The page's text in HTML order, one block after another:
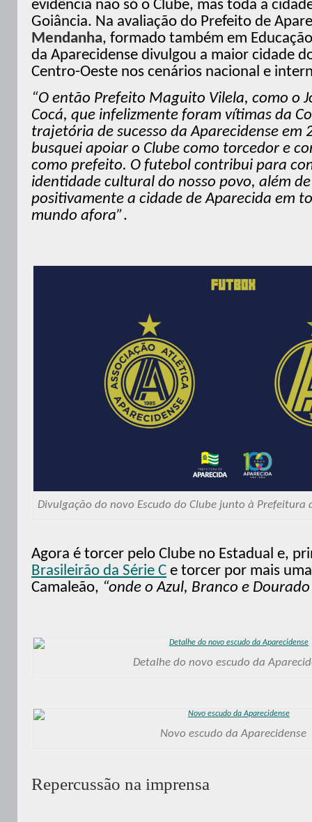
evidência não só o Clube, mas toda a
Goiância. Na avaliação do Prefeito de
Mendanha, formado também em
da Aparecidense divulgou a maior cidade
Centro-Oeste nos cenários nacional e
“O então Prefeito Maguito Vilela, como o
Cocá, que infelizmente foram vítimas da
trajetória de sucesso da Aparecidense em
busquei apoiar o Clube como torcedor e
como prefeito. O futebol contribui para
identidade cultural do nosso povo, além
positivamente a cidade de Aparecida em
mundo afora”.
Divulgação do novo Escudo do Clube junto à Prefeitura
Agora é torcer pelo Clube no Estadual e,
Brasileirão da Série C e torcer por mais
Camaleão, “onde o Azul, Branco e
Detalhe do novo escudo da
Novo escudo da Aparecidense
Repercussão na imprensa